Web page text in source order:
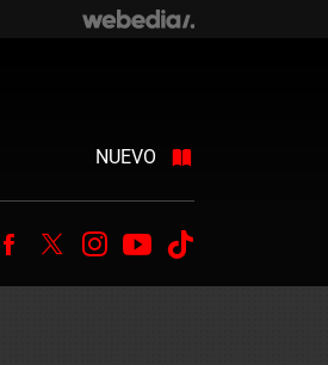
NUEVO
Facebook
TwitterInstagram
Youtube